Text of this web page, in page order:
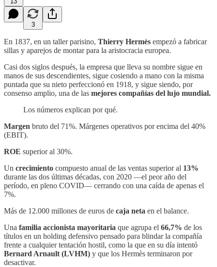
3
En 1837, en un taller parisino, Thierry Hermès empezó a fabricar
sillas y aparejos de montar para la aristocracia europea.
Casi dos siglos después, la empresa que lleva su nombre sigue en
manos de sus descendientes, sigue cosiendo a mano con la misma
puntada que su nieto perfeccionó en 1918, y sigue siendo, por
consenso amplio, una de las mejores compañías del lujo mundial.
Los números explican por qué.
Margen bruto del 71%. Márgenes operativos por encima del 40%
(EBIT).
ROE superior al 30%.
Un crecimiento compuesto anual de las ventas superior al 13%
durante las dos últimas décadas, con 2020 —el peor año del
período, en pleno COVID— cerrando con una caída de apenas el
7%.
Más de 12.000 millones de euros de caja neta en el balance.
Una familia accionista mayoritaria que agrupa el 66,7% de los
títulos en un holding defensivo pensado para blindar la compañía
frente a cualquier tentación hostil, como la que en su día intentó
Bernard Arnault (LVHM) y que los Hermès terminaron por
desactivar.